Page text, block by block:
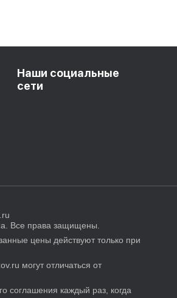
Наши социальные
сети
Все права защищены.
цены действуют только при
могут отличаться от
соглашения каждый раз, когда